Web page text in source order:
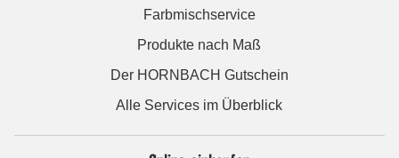
Farbmischservice
Produkte nach Maß
Der HORNBACH Gutschein
Alle Services im Überblick